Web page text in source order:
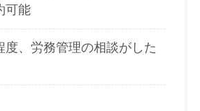
可能
度、労務管理の相談がした